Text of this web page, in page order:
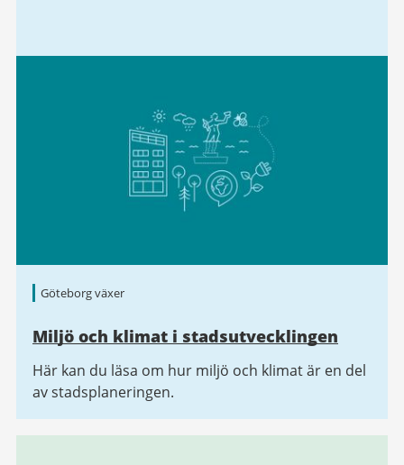
Göteborg växer
Miljö och klimat i stadsutvecklingen
Här kan du läsa om hur miljö och klimat är en del
av stadsplaneringen.